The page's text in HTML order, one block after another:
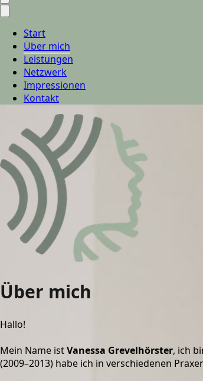
Start
Über mich
Leistungen
Netzwerk
Impressionen
Kontakt
Über mich
Hallo!
Mein Name istVanessa Grevelhörster, ich
(2009–2013) habe ich in verschiedenen